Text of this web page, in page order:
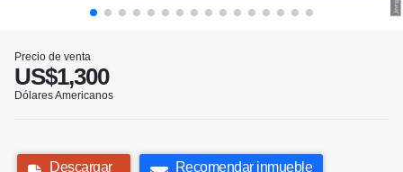
Precio de venta
US$1,300
Dólares Americanos
Descargar
Recomendar inmueble